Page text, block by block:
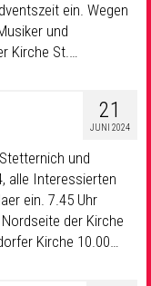
ein. Wegen
und
Kirche St.…
21
JUNI 2024
und
alle Interessierten
ein. 7.45 Uhr
der Kirche
Kirche 10.00…